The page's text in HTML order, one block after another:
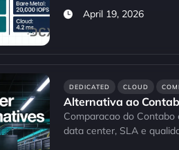
April 19, 2026
DEDICATED CLOUD
Alternativa ao
Comparacao do
data center, SLA e